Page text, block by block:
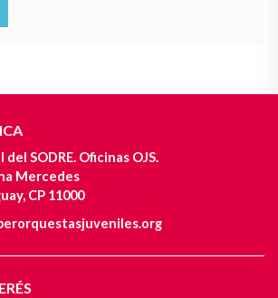
SODRE. Oficinas OJS.
Mercedes
CP 11000